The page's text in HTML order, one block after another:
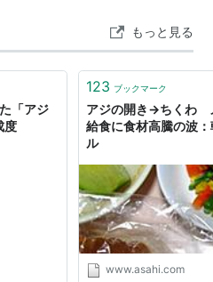
っけ弁。 またもや！いぼいもっと見る
「アジ
度
123 ブックマーク
アジの開き→ちく
給食に食材高騰の波
ル
www.asahi.com